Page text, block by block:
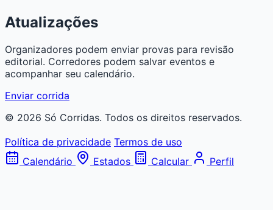
Atualizações
Organizadores podem enviar provas para revisão
editorial. Corredores podem salvar eventos e
acompanhar seu calendário.
Enviar corrida
© 2026 Só Corridas. Todos os direitos reservados.
Política de privacidade Termos de uso
Calendário
Estados Calcular Perfil